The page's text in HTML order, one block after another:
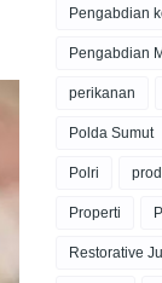
Pengabdian
Pengabdian
perikanan
Polda Sumut
Polri
Properti
Restorative